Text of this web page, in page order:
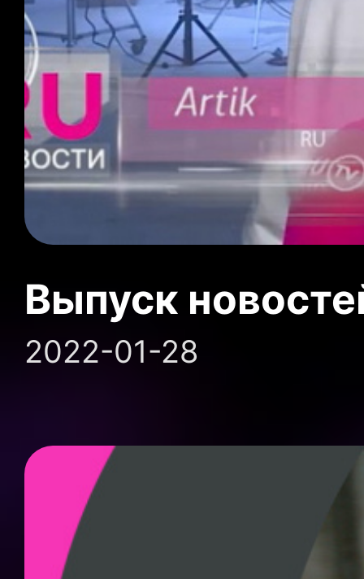
Выпуск
2022-01-28